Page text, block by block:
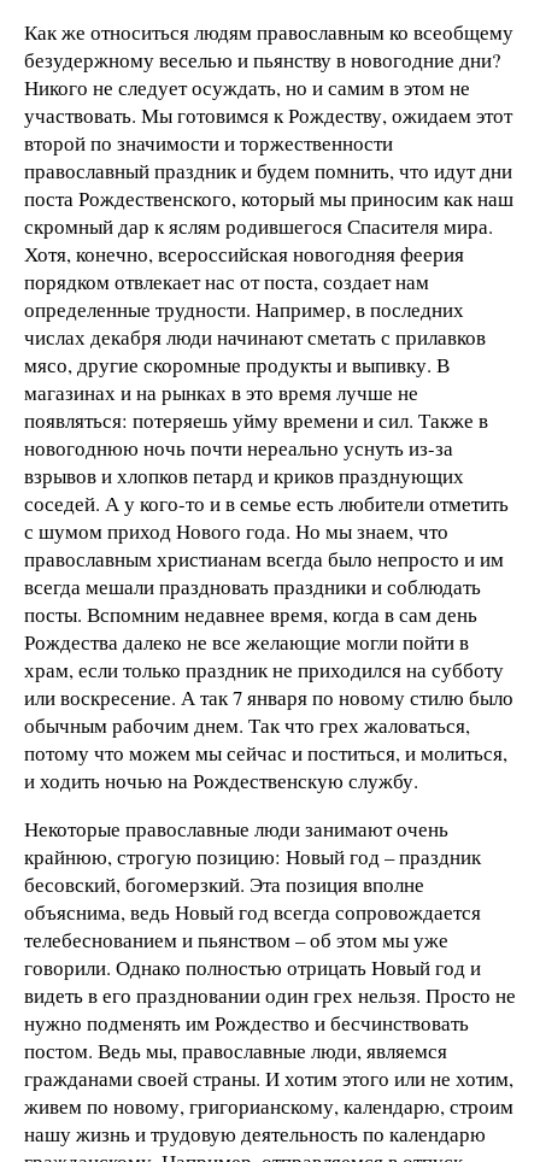
Как же относиться людям православным ко всеобщему
безудержному веселью и пьянству в новогодние дни?
Никого не следует осуждать, но и самим в этом не
участвовать. Мы готовимся к Рождеству, ожидаем этот
второй по значимости и торжественности
православный праздник и будем помнить, что идут дни
поста Рождественского, который мы приносим как наш
скромный дар к яслям родившегося Спасителя мира.
Хотя, конечно, всероссийская новогодняя феерия
порядком отвлекает нас от поста, создает нам
определенные трудности. Например, в последних
числах декабря люди начинают сметать с прилавков
мясо, другие скоромные продукты и выпивку. В
магазинах и на рынках в это время лучше не
появляться: потеряешь уйму времени и сил. Также в
новогоднюю ночь почти нереально уснуть из-за
взрывов и хлопков петард и криков празднующих
соседей. А у кого-то и в семье есть любители отметить
с шумом приход Нового года. Но мы знаем, что
православным христианам всегда было непросто и им
всегда мешали праздновать праздники и соблюдать
посты. Вспомним недавнее время, когда в сам день
Рождества далеко не все желающие могли пойти в
храм, если только праздник не приходился на субботу
или воскресение. А так 7 января по новому стилю было
обычным рабочим днем. Так что грех жаловаться,
потому что можем мы сейчас и поститься, и молиться,
и ходить ночью на Рождественскую службу.
Некоторые православные люди занимают очень
крайнюю, строгую позицию: Новый год – праздник
бесовский, богомерзкий. Эта позиция вполне
объяснима, ведь Новый год всегда сопровождается
телебеснованием и пьянством – об этом мы уже
говорили. Однако полностью отрицать Новый год и
видеть в его праздновании один грех нельзя. Просто не
нужно подменять им Рождество и бесчинствовать
постом. Ведь мы, православные люди, являемся
гражданами своей страны. И хотим этого или не хотим,
живем по новому, григорианскому, календарю, строим
нашу жизнь и трудовую деятельность по календарю